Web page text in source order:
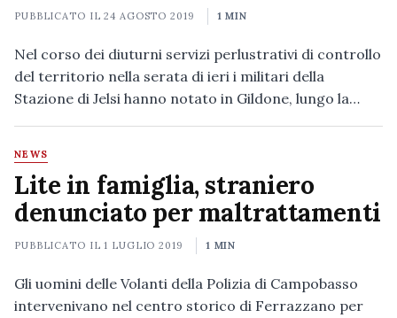
PUBBLICATO IL24 AGOSTO 2019 1 MIN
Nel corso dei diuturni servizi perlustrativi di controllo
del territorio nella serata di ieri i militari della
Stazione di Jelsi hanno notato in Gildone, lungo la…
NEWS
Lite in famiglia, straniero
denunciato per maltrattamenti
PUBBLICATO IL1 LUGLIO 2019 1 MIN
Gli uomini delle Volanti della Polizia di Campobasso
intervenivano nel centro storico di Ferrazzano per